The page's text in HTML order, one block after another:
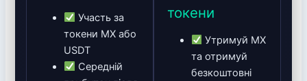
Участь за
токени MX або
USDT
Середній
токени
Утримуй MX
та отримуй
безкоштовні